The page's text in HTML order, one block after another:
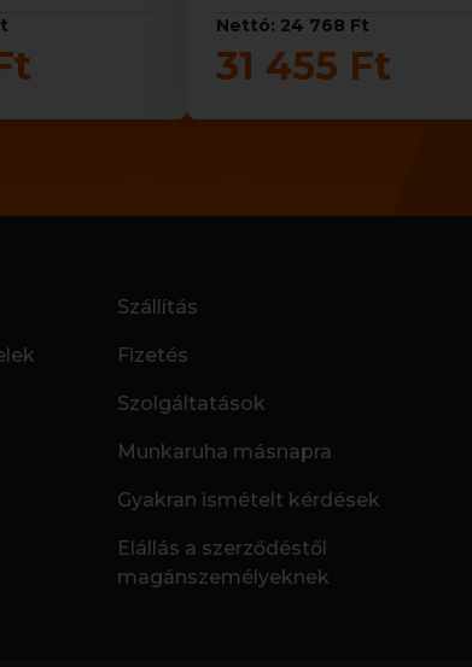
Nettó: 24 768 Ft
31 455 Ft
Szállítás
Fizetés
Szolgáltatások
Munkaruha másnapra
Gyakran ismételt kérdések
Elállás a szerződéstől
magánszemélyeknek